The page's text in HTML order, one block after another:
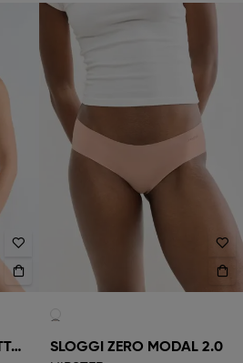
SLOGGI GO DAILY COTTON
SLOGGI ZERO MODAL 2.0